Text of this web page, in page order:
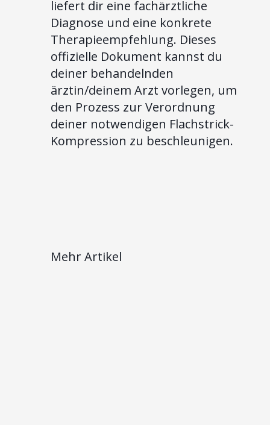
liefert dir eine fachärztliche
Diagnose und eine konkrete
Therapieempfehlung. Dieses
offizielle Dokument kannst du
deiner behandelnden
ärztin/deinem Arzt vorlegen, um
den Prozess zur Verordnung
deiner notwendigen Flachstrick-
Kompression zu beschleunigen.
Mehr Artikel